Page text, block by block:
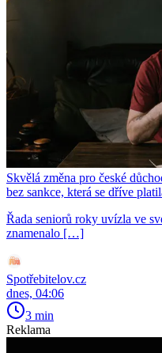
Skvělá změna pro české
bez sankce, která se dříve
Řada seniorů roky uvízla ve
znamenalo […]
Spotřebitelov.cz
dnes, 04:06
3 min
Reklama